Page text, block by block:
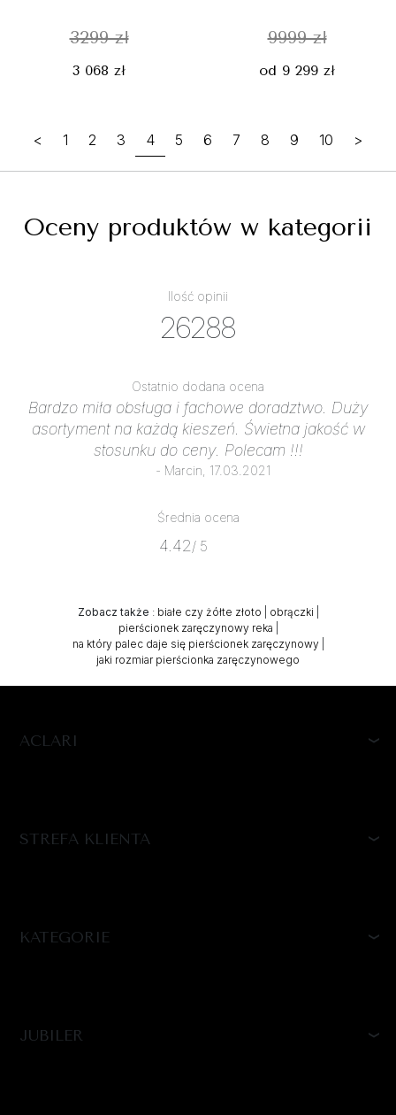
3299 zł
3 068 zł
9999 zł
od 9 299 zł
< 1 2 3 4 5 6 7 8 9 10 >
Oceny produktów w kategorii
Ilość opinii
26288
Ostatnio dodana ocena
Bardzo miła obsługa i fachowe doradztwo. Duży
asortyment na każdą kieszeń. Świetna jakość w
stosunku do ceny. Polecam !!!
- Marcin, 17.03.2021
Średnia ocena
4.42/ 5
Zobacz także : białe czy żółte złoto obrączki
pierścionek zaręczynowy reka
na który palec daje się pierścionek zaręczynowy|
jaki rozmiar pierścionka zaręczynowego
ACLARI
STREFA KLIENTA
KATEGORIE
JUBILER